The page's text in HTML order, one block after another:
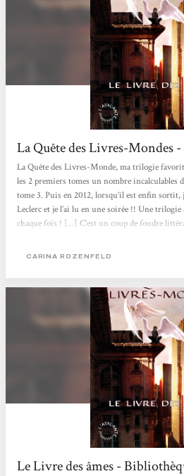
La Quête des Livres-Mondes
La Quête des Livres-Monde, ma trilogie
les 2 premiers tomes un nombre incalculables
tome 3. Puis en 2012, lorsqu’il est enfin sortit,
Leclerc et je l’ai lu en une soirée !! Une
chaque fois ! [...] C’est un coup de foudre
ému & de savoir qu’une « suite » est-là avec
CARINA ROZENFELD
Le Livre des âmes -